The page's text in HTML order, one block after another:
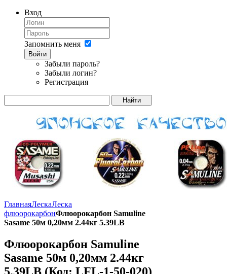
Вход
Запомнить меня
Войти
Забыли пароль?
Забыли логин?
Регистрация
ГлавнаяЛескаЛеска
флюорокарбонФлюорокарбон Samuline
Sasame 50м 0,20мм 2.44кг 5.39LB
Флюорокарбон Samuline
Sasame 50м 0,20мм 2.44кг